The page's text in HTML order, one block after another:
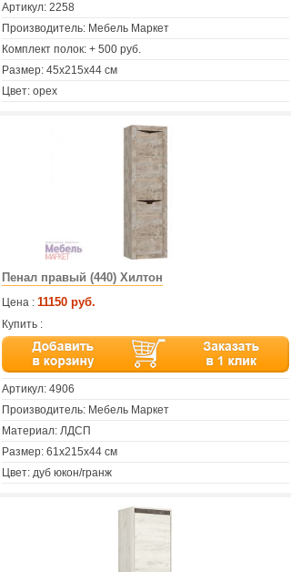
Артикул: 2258
Производитель: Мебель Маркет
Комплект полок: + 500 руб.
Размер: 45х215х44 см
Цвет: орех
Пенал правый (440) Хилтон
Цена : 11150 руб.
Купить :
Артикул: 4906
Производитель: Мебель Маркет
Материал: ЛДСП
Размер: 61х215х44 см
Цвет: дуб юкон/гранж